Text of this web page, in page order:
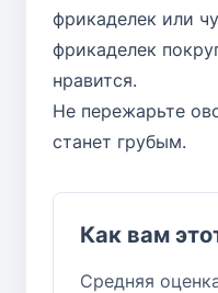
фрикаделек или
фрикаделек
нравится.
Не пережарьте
станет грубым.
Как вам
Средняя